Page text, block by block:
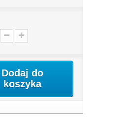
Dodaj do
koszyka